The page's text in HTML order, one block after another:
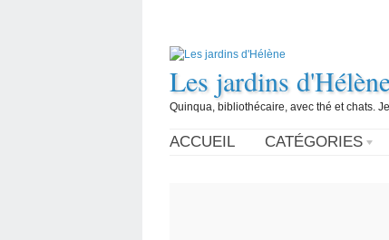
Les jardins
Quinqua, bibliothécaire, avec thé et chats.
ACCUEIL CATÉGORIES